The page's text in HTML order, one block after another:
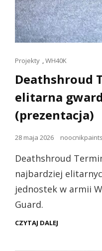
Linki
kotów
Projekty ,WH40K
Deathshroud
elitarna
(prezentacja)
Opublikowano
28 maja 2026 noocnikpaints
Deathshroud
najbardziej
jednostek w armii
Guard.
CZYTAJ DALEJ